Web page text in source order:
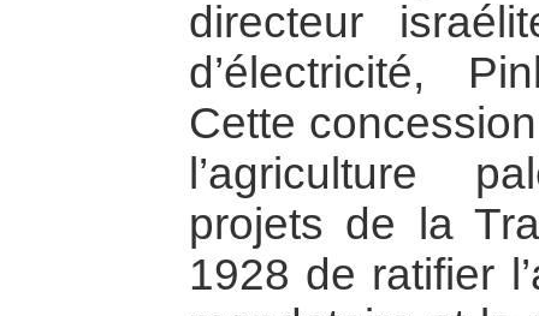
directeur
d’électricité,
Cette
l’agriculture
projets de la
1928 de ratifier